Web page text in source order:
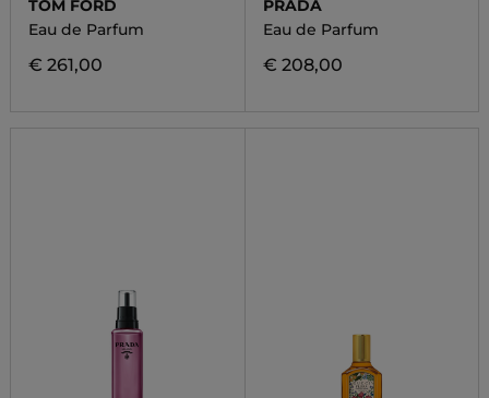
TOM FORD
Eau de Parfum
€ 261,00
PRADA
Eau de Parfum
€ 208,00